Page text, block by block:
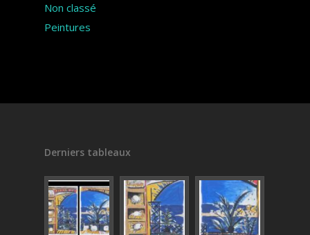
Non classé
Peintures
Derniers tableaux